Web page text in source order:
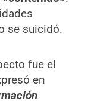
se suicidó.
fue el
en